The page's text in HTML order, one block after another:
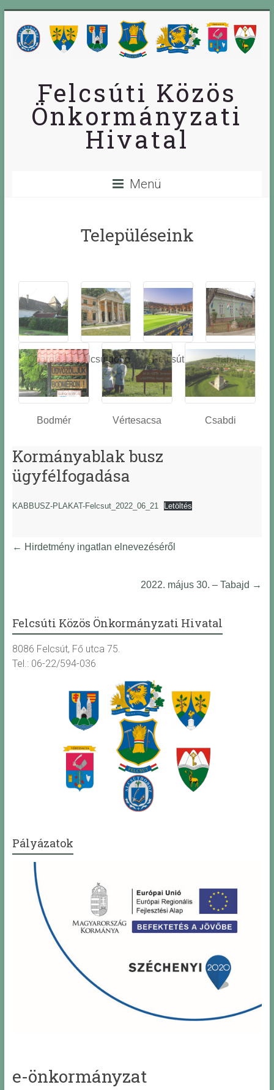
Felcsúti Közös
Önkormányzati
Hivatal
Menü
Településeink
Óbarok
Alcsútdobo
z
Felcsút Tabajd
Bodmér Vértesacsa Csabdi
Kormányablak busz
ügyfélfogadása
KABBUSZ-PLAKAT-Felcsut_2022_06_21 Letöltés
← Hirdetmény ingatlan elnevezéséről
2022. május 30. – Tabajd →
Felcsúti Közös Önkormányzati Hivatal
8086 Felcsút, Fő utca 75.
Tel.: 06-22/594-036
Pályázatok
e-önkormányzat